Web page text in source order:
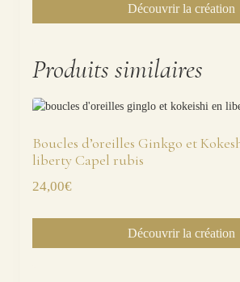
Découvrir la création
Produits similaires
Boucles d’oreilles Ginkgo et
liberty Capel rubis
24,00€
Découvrir la création